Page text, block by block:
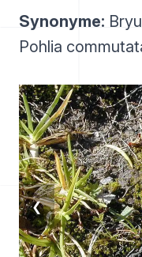
Synonyme:
Pohlia
❮